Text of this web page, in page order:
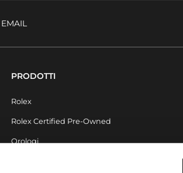
PRODOTTI
Rolex
Rolex Certified Pre-Owned
Orologi